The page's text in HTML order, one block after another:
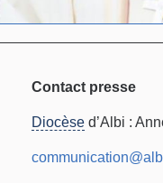
Contact presse
Diocèse d’Albi :